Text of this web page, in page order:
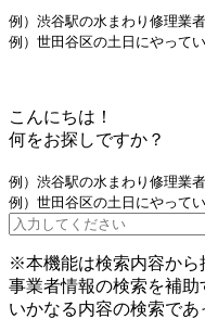
例）渋谷駅の水まわり修理業者
例）世田谷区の土日にやって
こんにちは！
何をお探しですか？
例）渋谷駅の水まわり修理業者
例）世田谷区の土日にやって
※本機能は検索内容から
事業者情報の検索を補助
いかなる内容の検索であ